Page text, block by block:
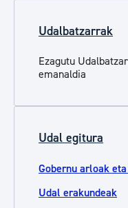
Udalbatzarrak
Ezagutu
emanaldia
Udal egitura
Gobernu arloak
Udal erakundeak